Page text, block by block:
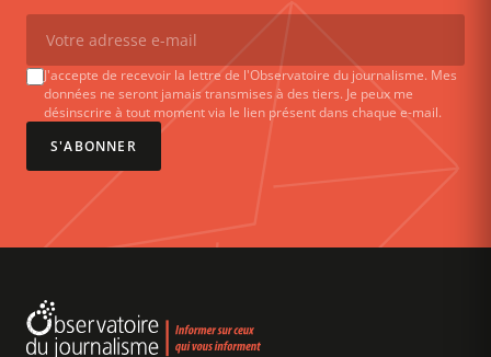
J'accepte de recevoir la lettre de l'Observatoire du journalisme. Mes
données ne seront jamais transmises à des tiers. Je peux me
désinscrire à tout moment via le lien présent dans chaque e-mail.
S'ABONNER